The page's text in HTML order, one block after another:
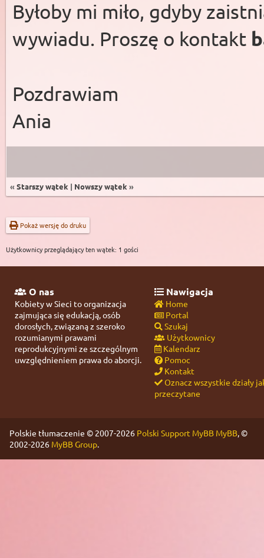
Byłoby mi miło, gdyby
wywiadu. Proszę o kontakt
Pozdrawiam
Ania
« Starszy wątek | Nowszy wątek »
Pokaż wersję do druku
Użytkownicy przeglądający ten wątek: 1 gości
O nas
Kobiety w Sieci to organizacja
zajmująca się edukacją, osób
dorosłych, związaną z szeroko
rozumianymi prawami
reprodukcyjnymi ze szczególnym
uwzględnieniem prawa do aborcji.
Nawigacja
Home
Portal
Szukaj
Użytkownicy
Kalendarz
Pomoc
Kontakt
Oznacz wszystkie działy
przeczytane
Polskie tłumaczenie © 2007-2026 Polski Support MyBB MyBB, ©
2002-2026 MyBB Group.